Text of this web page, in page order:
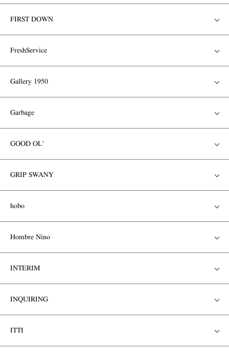
FIRST DOWN
FreshService
Gallery 1950
Garbage
GOOD OL'
GRIP SWANY
hobo
Hombre Nino
INTERIM
INQUIRING
ITTI